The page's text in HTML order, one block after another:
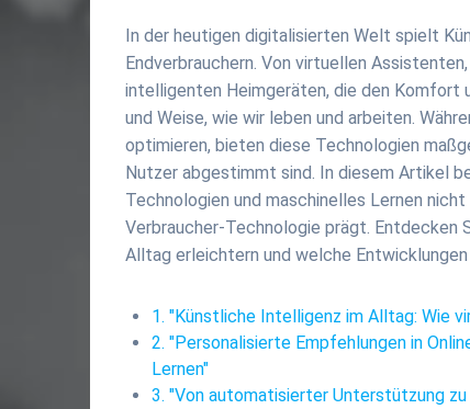
In der heutigen digitalisierten Welt spielt
Endverbrauchern. Von virtuellen
intelligenten Heimgeräten, die den Komfort
und Weise, wie wir leben und arbeiten.
optimieren, bieten diese Technologien
Nutzer abgestimmt sind. In diesem Artikel
Technologien und maschinelles Lernen
Verbraucher-Technologie prägt. Entdecken
Alltag erleichtern und welche
1. "Künstliche Intelligenz im Alltag: Wie
2. "Personalisierte Empfehlungen in
Lernen"
3. "Von automatisierter Unterstützung